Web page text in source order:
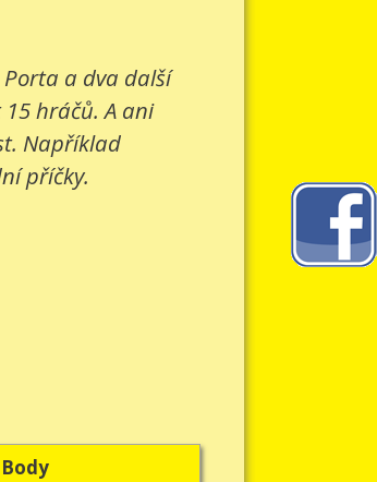
a dva další
hráčů. A ani
Například
příčky.
Body